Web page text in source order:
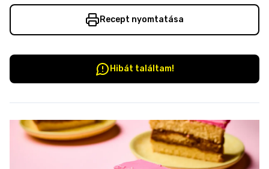
Recept nyomtatása
Hibát találtam!